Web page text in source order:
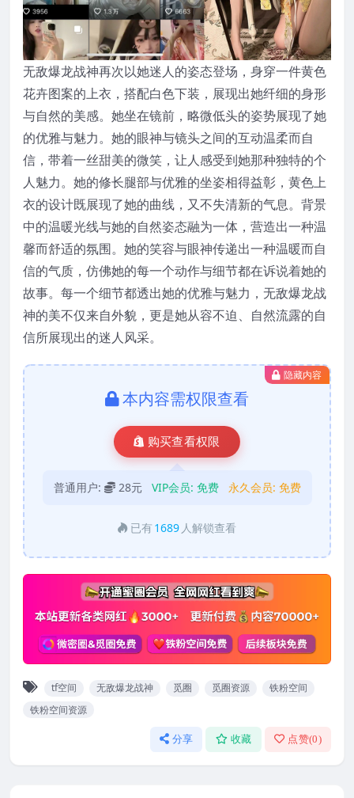
无敌爆龙战神再次以她迷人的姿态登场，身穿一件黄色
花卉图案的上衣，搭配白色下装，展现出她纤细的身形
与自然的美感。她坐在镜前，略微低头的姿势展现了她
的优雅与魅力。她的眼神与镜头之间的互动温柔而自
信，带着一丝甜美的微笑，让人感受到她那种独特的个
人魅力。她的修长腿部与优雅的坐姿相得益彰，黄色上
衣的设计既展现了她的曲线，又不失清新的气息。背景
中的温暖光线与她的自然姿态融为一体，营造出一种温
馨而舒适的氛围。她的笑容与眼神传递出一种温暖而自
信的气质，仿佛她的每一个动作与细节都在诉说着她的
故事。每一个细节都透出她的优雅与魅力，无敌爆龙战
神的美不仅来自外貌，更是她从容不迫、自然流露的自
信所展现出的迷人风采。
隐藏内容
本内容需权限查看
购买查看权限
普通用户: 28元 VIP会员: 免费 永久会员: 免费
已有 1689 人解锁查看
tf空间 无敌爆龙战神 觅圈 觅圈资源
铁粉空间
铁粉空间资源
分享 收藏 点赞(0)